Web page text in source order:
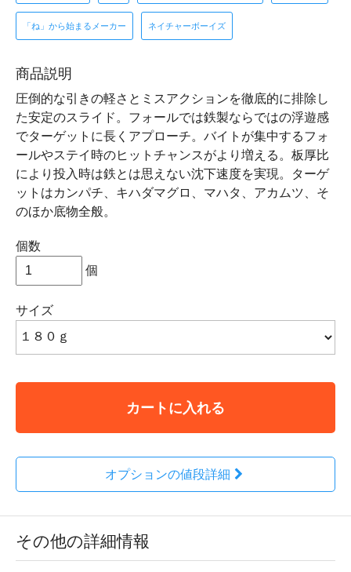
「ね」から始まるメーカー ネイチャーボーイズ
商品説明
圧倒的な引きの軽さとミスアクションを徹底的に排除し
た安定のスライド。フォールでは鉄製ならではの浮遊感
でターゲットに長くアプローチ。バイトが集中するフォ
ールやステイ時のヒットチャンスがより増える。板厚比
により投入時は鉄とは思えない沈下速度を実現。ターゲ
ットはカンパチ、キハダマグロ、マハタ、アカムツ、そ
のほか底物全般。
個数
個
サイズ
カートに入れる
オプションの値段詳細
その他の詳細情報